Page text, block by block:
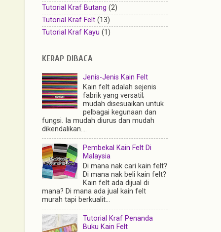
Tutorial Kraf Butang (2)
Tutorial Kraf Felt (13)
Tutorial Kraf Kayu (1)
KERAP DIBACA
Jenis-Jenis Kain Felt
Kain felt adalah sejenis
fabrik yang versatil;
mudah disesuaikan untuk
pelbagai kegunaan dan
fungsi. Ia mudah diurus dan mudah
dikendalikan....
Pembekal Kain Felt Di
Malaysia
Di mana nak cari kain felt?
Di mana nak beli kain felt?
Kain felt ada dijual di
mana? Di mana ada jual kain felt
murah tapi berkualit...
Tutorial Kraf Penanda
Buku Kain Felt